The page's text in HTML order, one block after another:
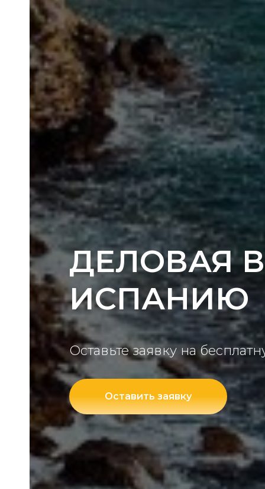
ДЕЛОВАЯ
ИСПАНИЮ
Оставьте заявку на
Оставить заявку